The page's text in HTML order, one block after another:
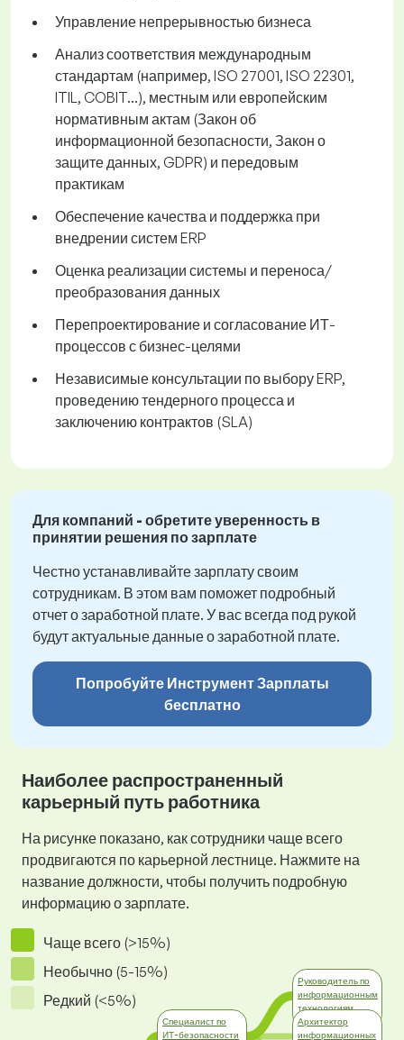
Управление непрерывностью бизнеса
Анализ соответствия международным
стандартам (например, ISO 27001, ISO 22301,
ITIL, COBIT...), местным или европейским
нормативным актам (Закон об
информационной безопасности, Закон о
защите данных, GDPR) и передовым
практикам
Обеспечение качества и поддержка при
внедрении систем ERP
Оценка реализации системы и переноса/
преобразования данных
Перепроектирование и согласование ИТ-
процессов с бизнес-целями
Независимые консультации по выбору ERP,
проведению тендерного процесса и
заключению контрактов (SLA)
Для компаний - обретите уверенность в
принятии решения по зарплате
Честно устанавливайте зарплату своим
сотрудникам. В этом вам поможет подробный
отчет о заработной плате. У вас всегда под рукой
будут актуальные данные о заработной плате.
Попробуйте Инструмент Зарплаты
бесплатно
Наиболее распространенный
карьерный путь работника
На рисунке показано, как сотрудники чаще всего
продвигаются по карьерной лестнице. Нажмите на
название должности, чтобы получить подробную
информацию о зарплате.
Чаще всего (>15%)
Необычно (5-15%)
Редкий (<5%)
Специалист по
ИТ-безопасности
Руководитель по
информационным
технологиям
Mенеджмент
Архитектор
информационных